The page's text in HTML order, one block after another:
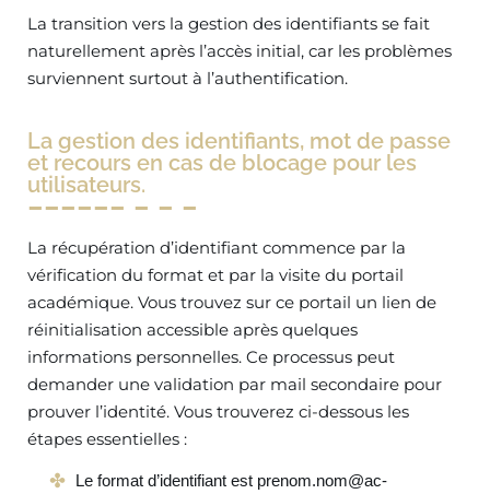
La transition vers la gestion des identifiants se fait
naturellement après l’accès initial, car les problèmes
surviennent surtout à l’authentification.
La gestion des identifiants, mot de passe
et recours en cas de blocage pour les
utilisateurs.
La récupération d’identifiant commence par la
vérification du format et par la visite du portail
académique. Vous trouvez sur ce portail un lien de
réinitialisation accessible après quelques
informations personnelles. Ce processus peut
demander une validation par mail secondaire pour
prouver l’identité. Vous trouverez ci-dessous les
étapes essentielles :
Le format d’identifiant est prenom.nom@ac-